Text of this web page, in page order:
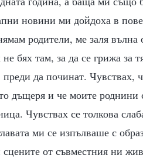
новини ми дойдоха в
родители, ме заля
бях там, за да се грижа за
преди да починат.
дъщеря и че моите
Чувствах се толкова
ми се изпълваше с
от съвместния ни